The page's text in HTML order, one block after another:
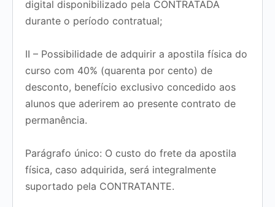
digital disponibilizado pela CONTRATADA
durante o período contratual;
II – Possibilidade de adquirir a apostila física do
curso com 40% (quarenta por cento) de
desconto, benefício exclusivo concedido aos
alunos que aderirem ao presente contrato de
permanência.
Parágrafo único: O custo do frete da apostila
física, caso adquirida, será integralmente
suportado pela CONTRATANTE.